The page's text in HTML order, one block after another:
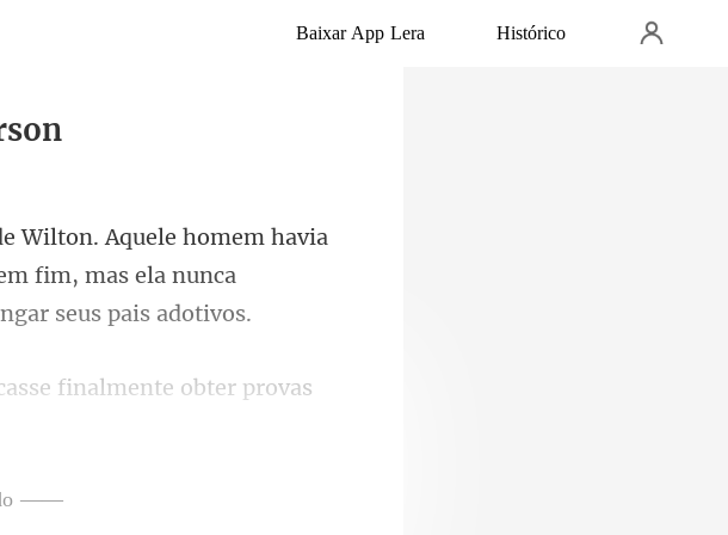
Baixar App Lera Histórico
avia
fim, mas ela nunca
finalmente obter provas
——